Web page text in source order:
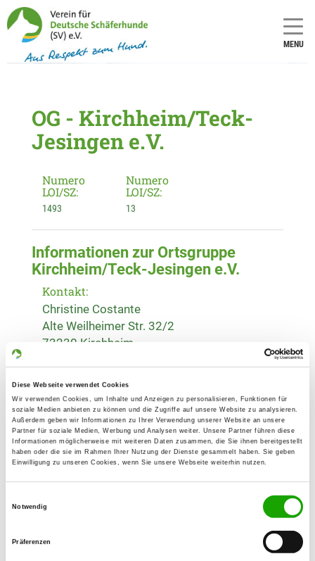
Diese Webseite verwendet Cookies
Wir verwenden Cookies, um Inhalte und Anzeigen zu personalisieren, Funktionen für
soziale Medien anbieten zu können und die Zugriffe auf unsere Website zu analysieren.
Außerdem geben wir Informationen zu Ihrer Verwendung unserer Website an unsere
Partner für soziale Medien, Werbung und Analysen weiter. Unsere Partner führen diese
Informationen möglicherweise mit weiteren Daten zusammen, die Sie ihnen bereitgestellt
haben oder die sie im Rahmen Ihrer Nutzung der Dienste gesammelt haben. Sie geben
Einwilligung zu unseren Cookies, wenn Sie unsere Webseite weiterhin nutzen.
Notwendig
Präferenzen
MENU
OG - Kirchheim/Teck-
Jesingen e.V.
Numero
LOI/SZ:
1493
Numero
LOI/SZ:
13
Informationen zur Ortsgruppe
Kirchheim/Teck-Jesingen e.V.
Kontakt:
Christine Costante
Alte Weilheimer Str. 32/2
73230 Kirchheim
Übungsplatz:
Naberner Str.
73230 Kirchheim/Teck
Numero di telefono:
07021 7319399
E-Mail:
www.sv-jesingen.de